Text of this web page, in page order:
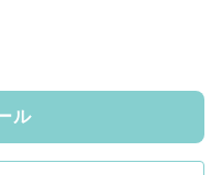
ル